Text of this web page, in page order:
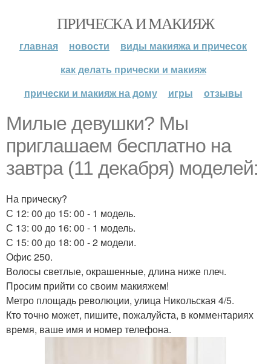
ПРИЧЕСКА И МАКИЯЖ
главная новости
виды макияжа и причесок
как делать прически и макияж
прически и макияж на дому
игры отзывы
Милые девушки? Мы
приглашаем бесплатно на
завтра (11 декабря) моделей:
На прическу?
С 12: 00 до 15: 00 - 1 модель.
С 13: 00 до 16: 00 - 1 модель.
С 15: 00 до 18: 00 - 2 модели.
Офис 250.
Волосы светлые, окрашенные, длина ниже плеч.
Просим прийти со своим макияжем!
Метро площадь революции, улица Никольская 4/5.
Кто точно может, пишите, пожалуйста, в комментариях
время, ваше имя и номер телефона.